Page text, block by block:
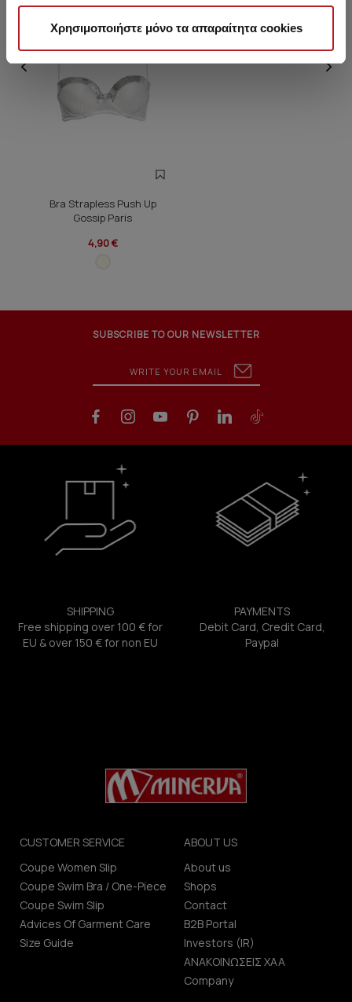
Χρησιμοποιήστε μόνο τα απαραίτητα cookies
Bra Strapless Push Up
Gossip Paris
4,90 €
SUBSCRIBE TO OUR NEWSLETTER
SHIPPING
Free shipping over 100 € for
EU & over 150 € for non EU
PAYMENTS
Debit Card, Credit Card,
Paypal
CUSTOMER SERVICE
Coupe Women Slip
Coupe Swim Bra / One-Piece
Coupe Swim Slip
Advices Of Garment Care
Size Guide
ABOUT US
About us
Shops
Contact
B2B Portal
Investors (IR)
ΑΝΑΚΟΙΝΩΣΕΙΣ ΧΑΑ
Company